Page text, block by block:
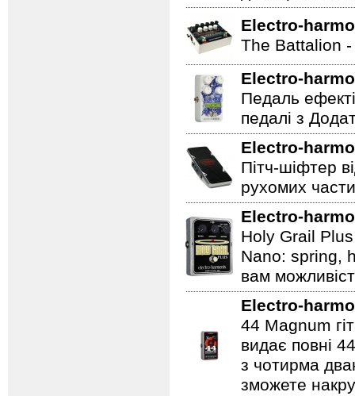
Electro-
The Battalion -
Electro-
Педаль
педалі з
Electro-
Пітч-шіфтер
рухомих
Electro-
Holy Grail Plus
Nano: spring,
вам
Electro-
44 Magnum
видає повні
з чотирма
зможете